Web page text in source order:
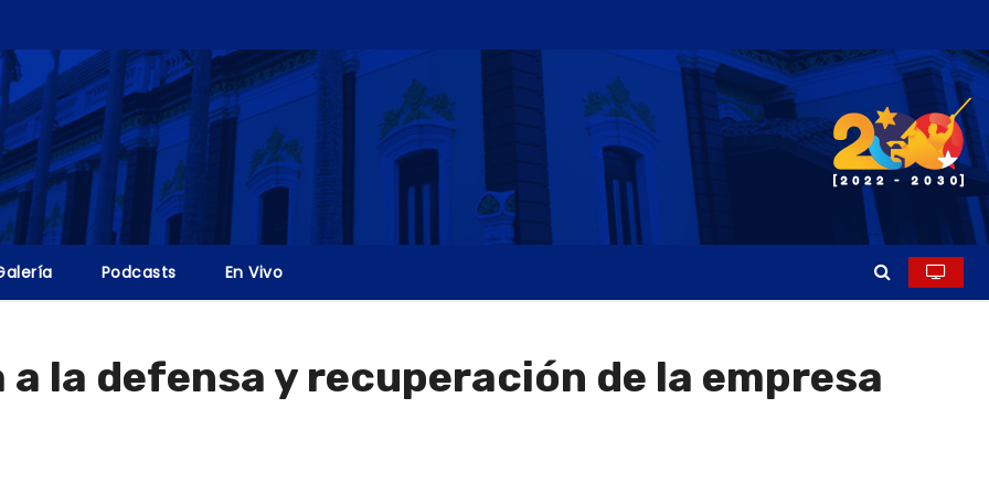
Podcasts En Vivo
la defensa y recuperación de la empresa